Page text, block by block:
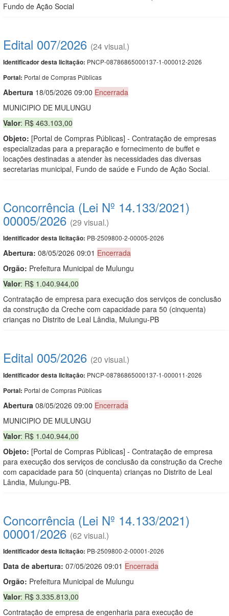
Fundo de Ação Social
Edital 007/2026 (24 visual.)
Identificador desta licitação: PNCP-08786865000137-1-000012-2026
Portal: Portal de Compras Públicas
Abertura 18/05/2026 09:00 Encerrada
MUNICIPIO DE MULUNGU
Valor: R$ 463.103,00
Objeto: [Portal de Compras Públicas] - Contratação de empresas
especializadas para a preparação e fornecimento de buffet e
locações destinadas a atender às necessidades das diversas
secretarias municipal, Fundo de saúde e Fundo de Ação Social.
Concorrência (Lei Nº 14.133/2021)
00005/2026 (29 visual.)
Identificador desta licitação: PB-2509800-2-00005-2026
Abertura: 08/05/2026 09:01 Encerrada
Orgão: Prefeitura Municipal de Mulungu
Valor: R$ 1.040.944,00
Contratação de empresa para execução dos serviços de conclusão
da construção da Creche com capacidade para 50 (cinquenta)
crianças no Distrito de Leal Lândia, Mulungu-PB
Edital 005/2026 (20 visual.)
Identificador desta licitação: PNCP-08786865000137-1-000011-2026
Portal: Portal de Compras Públicas
Abertura 08/05/2026 09:00 Encerrada
MUNICIPIO DE MULUNGU
Valor: R$ 1.040.944,00
Objeto: [Portal de Compras Públicas] - Contratação de empresa
para execução dos serviços de conclusão da construção da Creche
com capacidade para 50 (cinquenta) crianças no Distrito de Leal
Lândia, Mulungu-PB.
Concorrência (Lei Nº 14.133/2021)
00001/2026 (62 visual.)
Identificador desta licitação: PB-2509800-2-00001-2026
Data de abertura: 07/05/2026 09:01 Encerrada
Orgão: Prefeitura Municipal de Mulungu
Valor: R$ 3.335.813,00
Contratação de empresa de engenharia para execução de